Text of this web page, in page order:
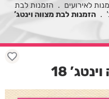
לאירועים . הזמנות לבת
. הזמנות לבת מצווה וינטג’
18